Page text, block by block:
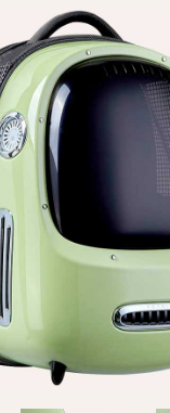
ВИРОБНИЦТВО
НОВИНКИ
АКЦІЇ
ДЛЯ КОТІВ
Оплата і доставка
лояльності
Про Нас
Оптовим клієнтам
+380 (95) 095-00-05